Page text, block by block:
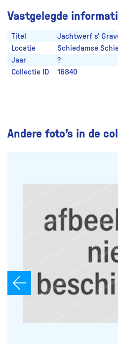
Vastgelegde
Titel
Jachtwerf s'
Locatie
Schiedamse
Jaar
?
Collectie ID
16840
Andere foto’s in de